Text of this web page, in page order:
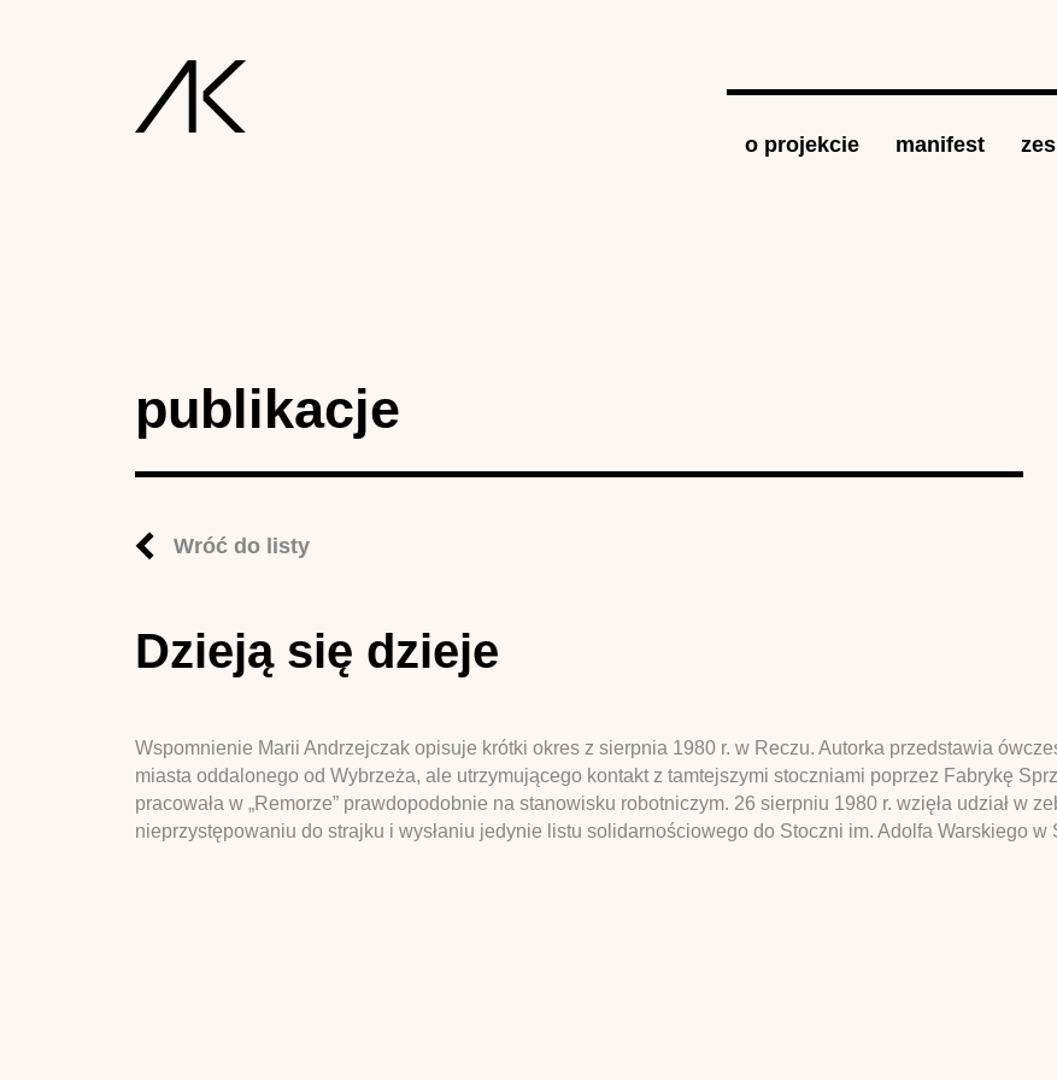
o projekcie manifest
publikacje
Wróć do listy
Dzieją się dzieje
Wspomnienie Marii Andrzejczak opisuje krótki okres z sierpnia 1980 r. w Reczu. Autorka przedstawia
miasta oddalonego od Wybrzeża, ale utrzymującego kontakt z tamtejszymi stoczniami poprzez Fabrykę
pracowała w „Remorze” prawdopodobnie na stanowisku robotniczym. 26 sierpniu 1980 r. wzięła udział w
nieprzystępowaniu do strajku i wysłaniu jedynie listu solidarnościowego do Stoczni im. Adolfa Warskiego w